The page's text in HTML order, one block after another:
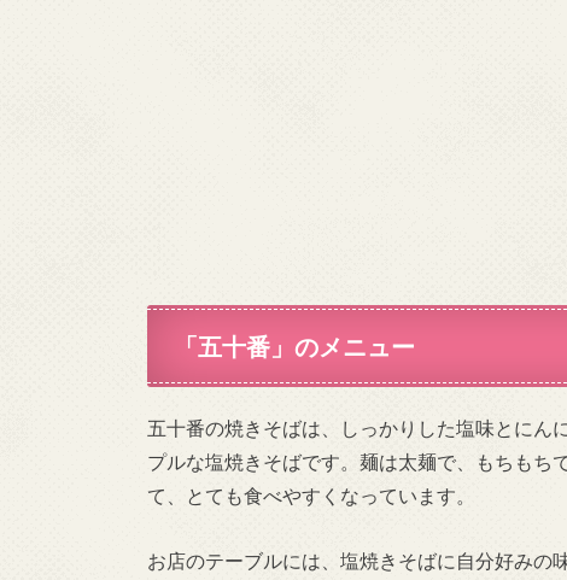
「五十番」のメニュー
五十番の焼きそばは、しっかりした塩味とにん
プルな塩焼きそばです。麺は太麺で、もちもち
て、とても食べやすくなっています。
お店のテーブルには、塩焼きそばに自分好みの